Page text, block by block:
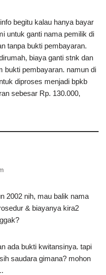
begitu kalau hanya bayar
untuk ganti nama pemilik di
tanpa bukti pembayaran.
biaya ganti stnk dan
bukti pembayaran. namun di
diproses menjadi bpkb
sebesar Rp. 130.000,
2002 nih, mau balik nama
& biayanya kira2
ada bukti kwitansinya. tapi
saudara gimana? mohon